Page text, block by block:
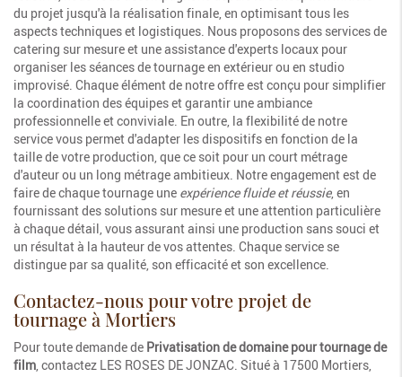
du projet jusqu'à la réalisation finale, en optimisant tous les
aspects techniques et logistiques. Nous proposons des services de
catering sur mesure et une assistance d'experts locaux pour
organiser les séances de tournage en extérieur ou en studio
improvisé. Chaque élément de notre offre est conçu pour simplifier
la coordination des équipes et garantir une ambiance
professionnelle et conviviale. En outre, la flexibilité de notre
service vous permet d'adapter les dispositifs en fonction de la
taille de votre production, que ce soit pour un court métrage
d'auteur ou un long métrage ambitieux. Notre engagement est de
faire de chaque tournage une expérience fluide et réussie, en
fournissant des solutions sur mesure et une attention particulière
à chaque détail, vous assurant ainsi une production sans souci et
un résultat à la hauteur de vos attentes. Chaque service se
distingue par sa qualité, son efficacité et son excellence.
Contactez-nous pour votre projet de
tournage à Mortiers
Pour toute demande de Privatisation de domaine pour tournage de
film , contactez LES ROSES DE JONZAC. Situé à 17500 Mortiers,